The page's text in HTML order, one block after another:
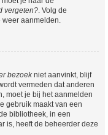
vergeten?. Volg de
weer aanmelden.
bezoekniet aanvinkt, blijf
vermeden dat anderen
moet je bij het aanmelden
gebruik maakt van een
bibliotheek, in een
is, heeft de beheerder deze